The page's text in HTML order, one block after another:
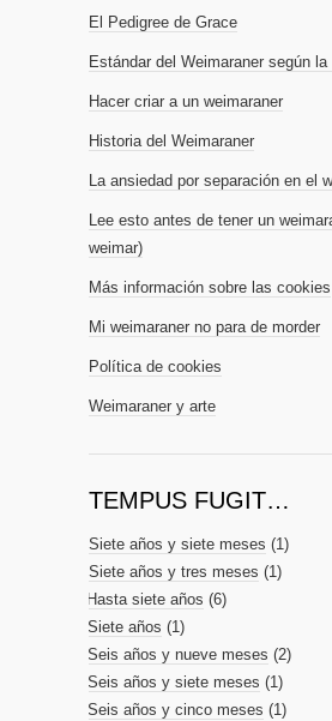
El Pedigree de Grace
Estándar del Weimaraner según la
Hacer criar a un weimaraner
Historia del Weimaraner
La ansiedad por separación en el
Lee esto antes de tener un
weimar)
Más información sobre las cookies
Mi weimaraner no para de morder
Política de cookies
Weimaraner y arte
TEMPUS FUGIT…
Siete años y siete meses (1)
Siete años y tres meses (1)
Hasta siete años (6)
Siete años (1)
Seis años y nueve meses (2)
Seis años y siete meses (1)
Seis años y cinco meses (1)